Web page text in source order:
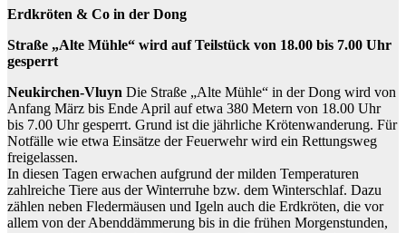
Erdkröten & Co in der Dong
Straße „Alte Mühle“ wird auf Teilstück von 18.00 bis 7.00 Uhr
gesperrt
Neukirchen-Vluyn Die Straße „Alte Mühle“ in der Dong wird von
Anfang März bis Ende April auf etwa 380 Metern von 18.00 Uhr
bis 7.00 Uhr gesperrt. Grund ist die jährliche Krötenwanderung. Für
Notfälle wie etwa Einsätze der Feuerwehr wird ein Rettungsweg
freigelassen.
In diesen Tagen erwachen aufgrund der milden Temperaturen
zahlreiche Tiere aus der Winterruhe bzw. dem Winterschlaf. Dazu
zählen neben Fledermäusen und Igeln auch die Erdkröten, die vor
allem von der Abenddämmerung bis in die frühen Morgenstunden,